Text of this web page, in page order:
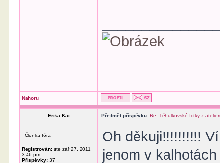
Nahoru
Erika Kai Předmět příspěvku: Re: Těhulkovské fotky z
Členka fóra
Registrován: úte zář 27, 2011
3:46 pm
Příspěvky: 37
Oh děkuji!!!!!!!!!!
jenom v